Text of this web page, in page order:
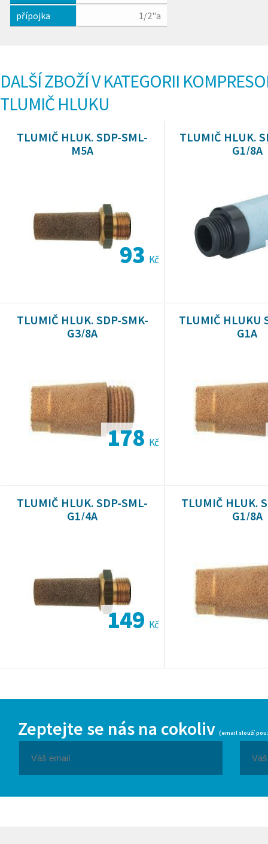
přípojka
1/2"a
DALŠÍ ZBOŽÍ V KATEGORII
TLUMIČ HLUKU
TLUMIČ HLUK. SDP-SML-
M5A
93 Kč
TLUMIČ HLUK.
G1/8A
TLUMIČ HLUK. SDP-SMK-
G3/8A
178 Kč
TLUMIČ HLUKU
G1A
TLUMIČ HLUK. SDP-SML-
G1/4A
149 Kč
TLUMIČ HLUK.
G1/8A
Zeptejte se nás na cokoliv (email slouží